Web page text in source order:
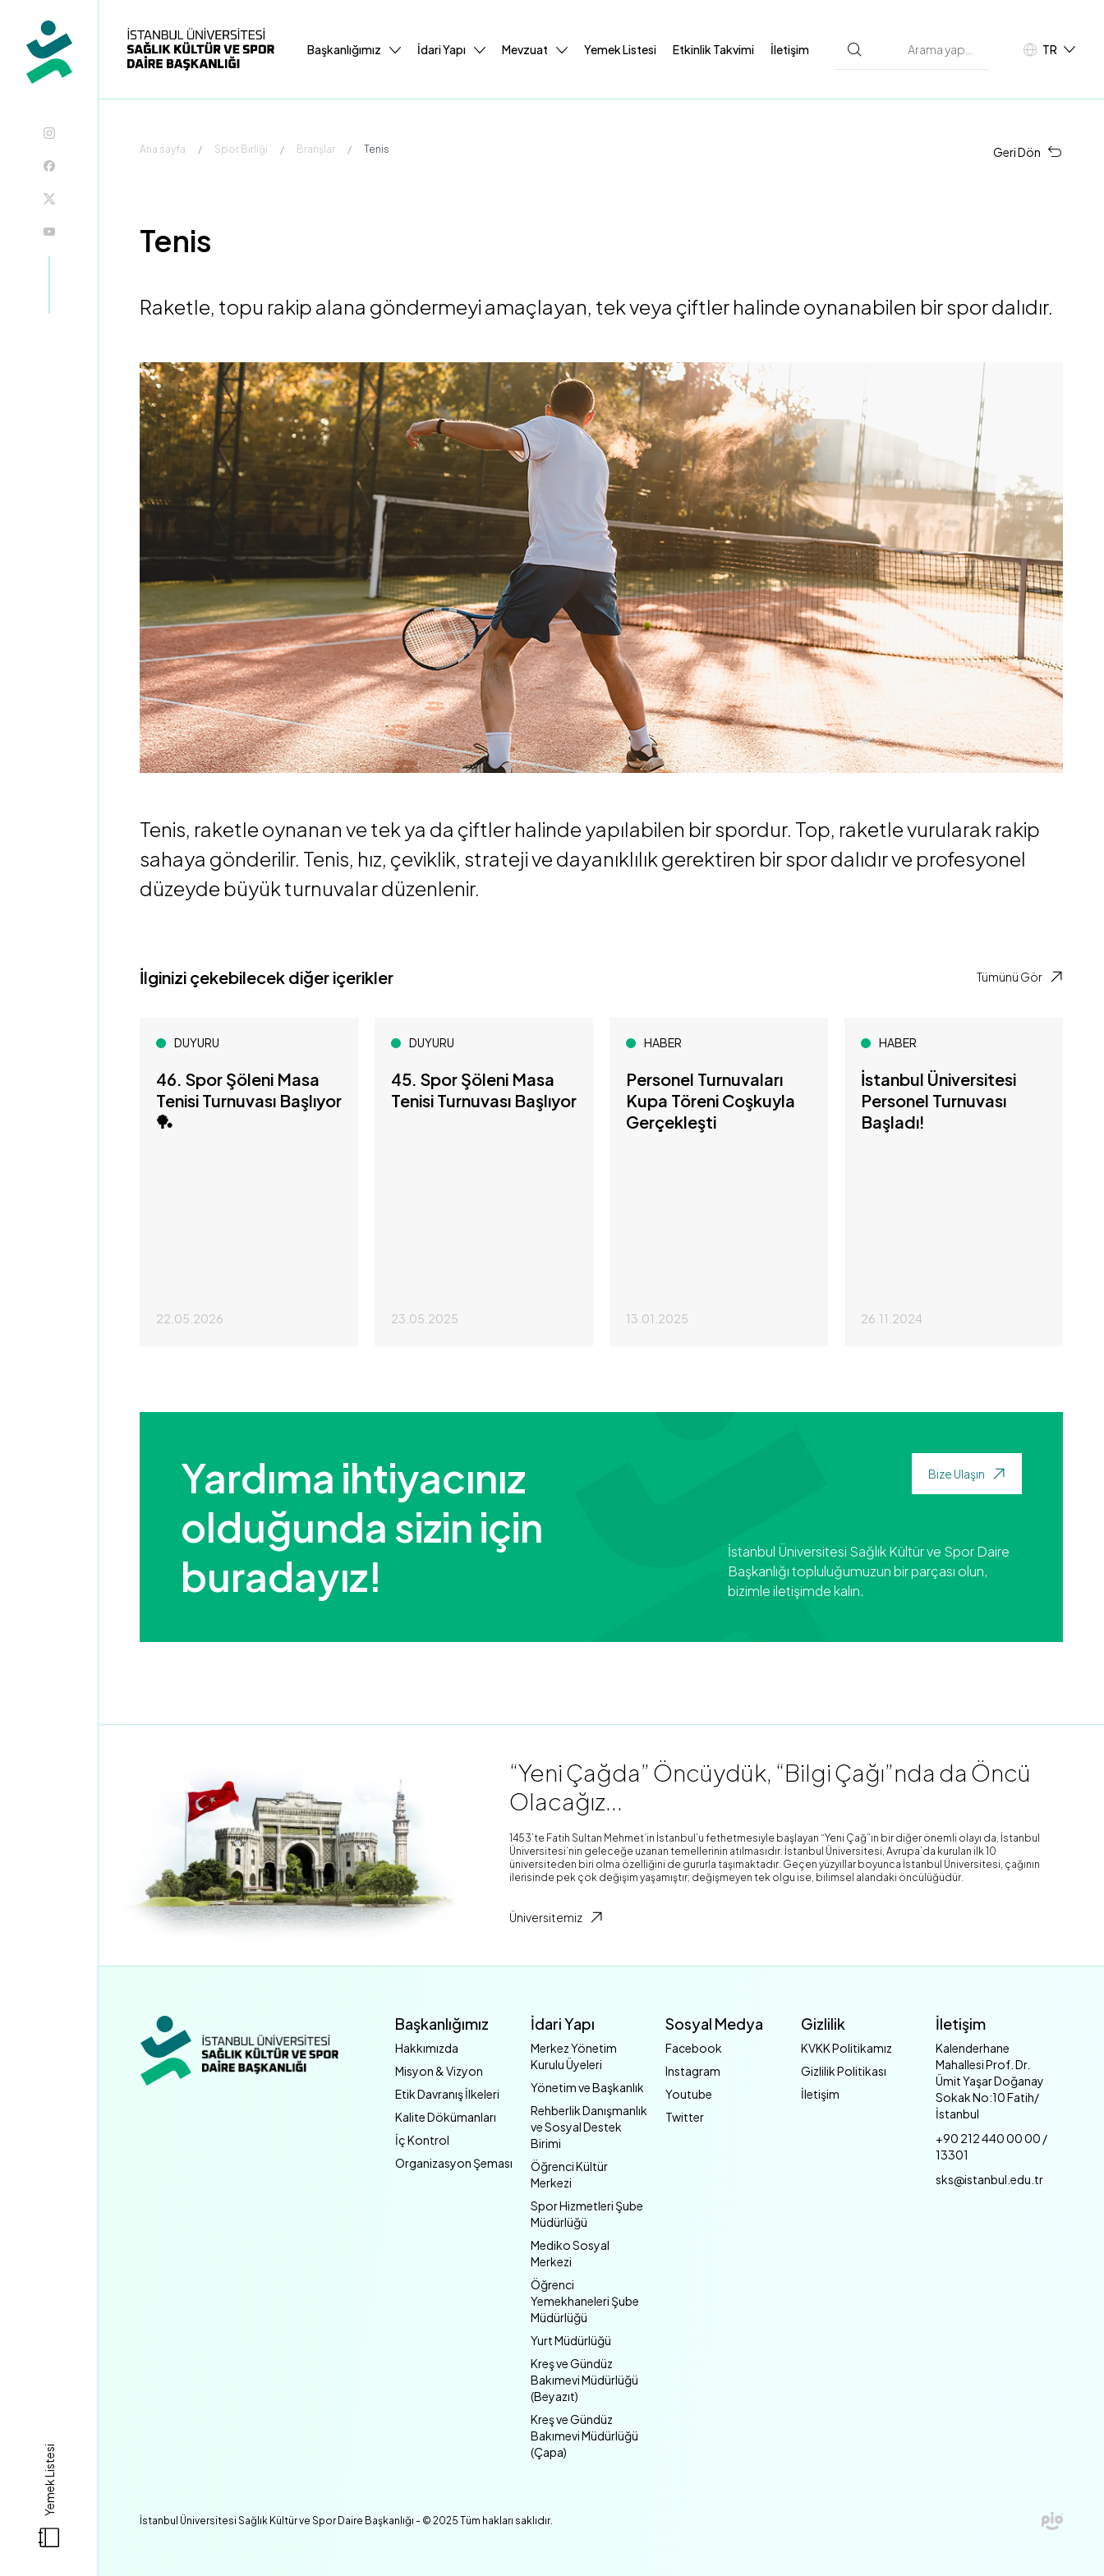
Yemek Listesi
Başkanlığımız İdari Yapı Mevzuat Yemek Listesi Etkinlik Takvimi İletişim TR
Ana sayfa / Spor Birliği / Branşlar / Tenis Geri Dön
Tenis
Raketle, topu rakip alana göndermeyi amaçlayan, tek veya çiftler halinde oynanabilen bir spor dalıdır.
Tenis, raketle oynanan ve tek ya da çiftler halinde yapılabilen bir spordur. Top, raketle vurularak rakip
sahaya gönderilir. Tenis, hız, çeviklik, strateji ve dayanıklılık gerektiren bir spor dalıdır ve profesyonel
düzeyde büyük turnuvalar düzenlenir.
İlginizi çekebilecek diğer içerikler Tümünü Gör
DUYURU
46. Spor Şöleni Masa
Tenisi Turnuvası Başlıyor
🏓
22.05.2026
DUYURU
45. Spor Şöleni Masa
Tenisi Turnuvası Başlıyor
23.05.2025
HABER
Personel Turnuvaları
Kupa Töreni Coşkuyla
Gerçekleşti
13.01.2025
HABER
İstanbul Üniversitesi
Personel Turnuvası
Başladı!
26.11.2024
Yardıma ihtiyacınız
olduğunda sizin için
buradayız!
Bize Ulaşın
İstanbul Üniversitesi Sağlık Kültür ve Spor Daire
Başkanlığı topluluğumuzun bir parçası olun,
bizimle iletişimde kalın.
“Yeni Çağda” Öncüydük, “Bilgi Çağı”nda da Öncü
Olacağız...
1453’te Fatih Sultan Mehmet’in İstanbul’u fethetmesiyle başlayan “Yeni Çağ”ın bir diğer önemli olayı da, İstanbul
Üniversitesi’nin geleceğe uzanan temellerinin atılmasıdır. İstanbul Üniversitesi, Avrupa’da kurulan ilk 10
üniversiteden biri olma özelliğini de gururla taşımaktadır. Geçen yüzyıllar boyunca İstanbul Üniversitesi, çağının
ilerisinde pek çok değişim yaşamıştır; değişmeyen tek olgu ise, bilimsel alandaki öncülüğüdür.
Üniversitemiz
Başkanlığımız
Hakkımızda
Misyon & Vizyon
Etik Davranış İlkeleri
Kalite Dökümanları
İç Kontrol
Organizasyon Şeması
İdari Yapı
Merkez Yönetim
Kurulu Üyeleri
Yönetim ve Başkanlık
Rehberlik Danışmanlık
ve Sosyal Destek
Birimi
Öğrenci Kültür
Merkezi
Spor Hizmetleri Şube
Müdürlüğü
Mediko Sosyal
Merkezi
Öğrenci
Yemekhaneleri Şube
Müdürlüğü
Yurt Müdürlüğü
Kreş ve Gündüz
Bakımevi Müdürlüğü
(Beyazıt)
Kreş ve Gündüz
Bakımevi Müdürlüğü
(Çapa)
Sosyal Medya
Facebook
Instagram
Youtube
Twitter
Gizlilik
KVKK Politikamız
Gizlilik Politikası
İletişim
İletişim
Kalenderhane
Mahallesi Prof. Dr.
Ümit Yaşar Doğanay
Sokak No:10 Fatih/
İstanbul
+90 212 440 00 00 /
13301
sks@istanbul.edu.tr
İstanbul Üniversitesi Sağlık Kültür ve Spor Daire Başkanlığı - © 2025 Tüm hakları saklıdır.